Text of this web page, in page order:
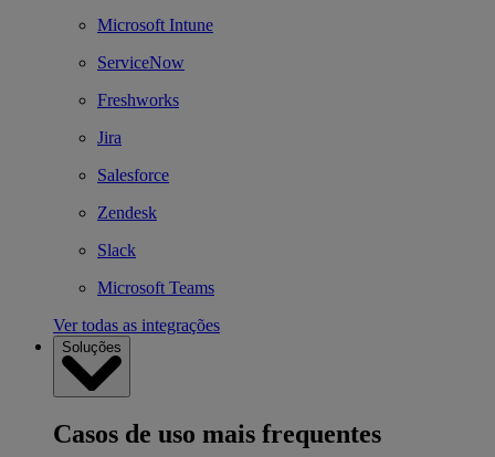
Microsoft Intune
ServiceNow
Freshworks
Jira
Salesforce
Zendesk
Slack
Microsoft Teams
Ver todas as integrações
Soluções
Casos de uso mais frequentes